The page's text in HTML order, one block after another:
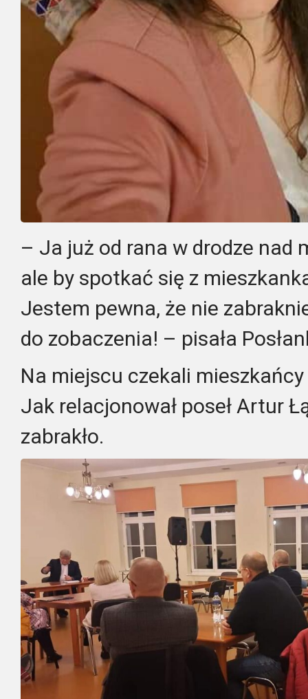
– Ja już od rana w drodze nad
ale by spotkać się z
Jestem pewna, że nie
do zobaczenia! – pisała
Na miejscu czekali mieszkańcy
Jak relacjonował poseł Artur
zabrakło.